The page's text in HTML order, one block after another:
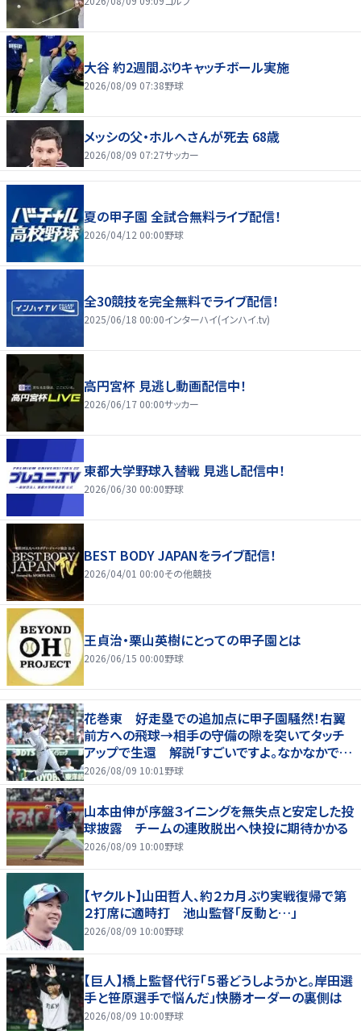
大谷 約2週間ぶりキャッチボール実施
2026/08/09 07:38野球
メッシの父・ホルヘさんが死去 68歳
2026/08/09 07:27サッカー
夏の甲子園 全試合無料ライブ配信！
2026/04/12 00:00野球
全30競技を完全無料でライブ配信！
2025/06/18 00:00インターハイ(インハイ.tv)
高円宮杯 見逃し動画配信中！
2026/06/17 00:00サッカー
東都大学野球入替戦 見逃し配信中！
2026/06/30 00:00野球
BEST BODY JAPANをライブ配信！
2026/04/01 00:00その他競技
王貞治・栗山英樹にとっての甲子園とは
2026/06/15 00:00野球
花巻東 好走塁での追加点に甲子園騒然！右翼
前方への飛球→相手の守備の隙を突いてタッチ
アップで生還 解説「すごいですよ。なかなかでき
ないプレー」
2026/08/09 10:01 野球
山本由伸が序盤３イニングを無失点と安定した投
球披露 チームの連敗脱出へ快投に期待かかる
2026/08/09 10:00野球
【ヤクルト】山田哲人、約２カ月ぶり実戦復帰で第
２打席に適時打 池山監督「反動と…」
2026/08/09 10:00野球
【巨人】橋上監督代行「５番どうしようかと。岸田選
手と笹原選手で悩んだ」快勝オーダーの裏側は
2026/08/09 10:00野球